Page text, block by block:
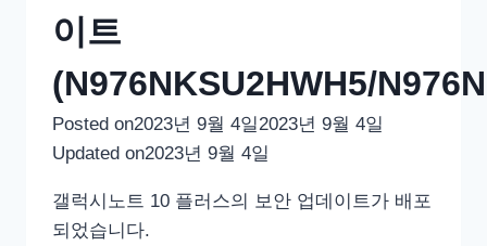
이트
(N976NKSU2HWH5/
Posted on2023년 9월 4일2023년 9월 4일
Updated on2023년 9월 4일
갤럭시노트 10 플러스의 보안 업데이트가 배포
되었습니다.